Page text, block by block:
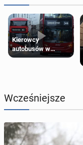
Kierowcy
autobusów w
Londynie
Wcześniejsze